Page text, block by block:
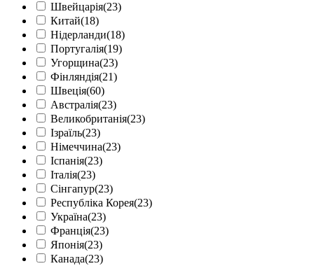
Швейцарія(23)
Китай(18)
Нідерланди(18)
Португалія(19)
Угорщина(23)
Фінляндія(21)
Швеція(60)
Австралія(23)
Великобританія(23)
Ізраїль(23)
Німеччина(23)
Іспанія(23)
Італія(23)
Сінгапур(23)
Республіка Корея(23)
Україна(23)
Франція(23)
Японія(23)
Канада(23)